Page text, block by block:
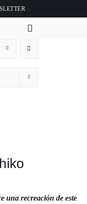
Toggle
Navigation
una recreación de este